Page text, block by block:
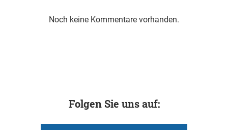
Noch keine Kommentare vorhanden.
Folgen Sie uns auf: